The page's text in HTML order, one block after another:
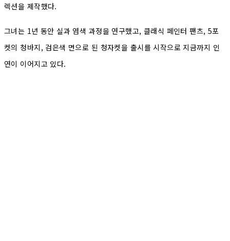
렉션을 제작했다.
그녀는 1년 동안 실과 염색 과정을 연구했고, 클래식 페인터 팬츠, 5포
켓의 청바지, 검은색 면으로 된 청자켓을 출시를 시작으로 지금까지 인
연이 이어지고 있다.